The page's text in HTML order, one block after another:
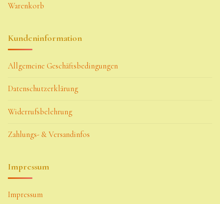
Warenkorb
Kundeninformation
Allgemeine Geschäftsbedingungen
Datenschutzerklärung
Widerrufsbelehrung
Zahlungs- & Versandinfos
Impressum
Impressum